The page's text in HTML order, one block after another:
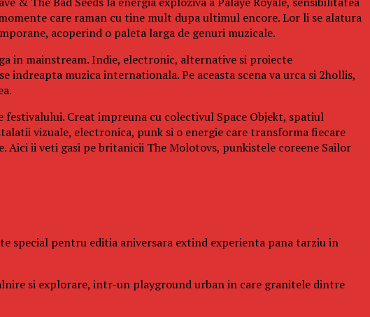
care raman cu tine mult dupa ultimul encore. Lor li se alatura
acoperind o paleta larga de genuri muzicale.
in mainstream. Indie, electronic, alternative si proiecte
muzica internationala. Pe aceasta scena va urca si 2hollis,
Creat impreuna cu colectivul Space Objekt, spatiul
vizuale, electronica, punk si o energie care transforma fiecare
ii veti gasi pe britanicii The Molotovs, punkistele coreene Sailor
special pentru editia aniversara extind experienta pana tarziu in
si explorare, intr-un playground urban in care granitele dintre